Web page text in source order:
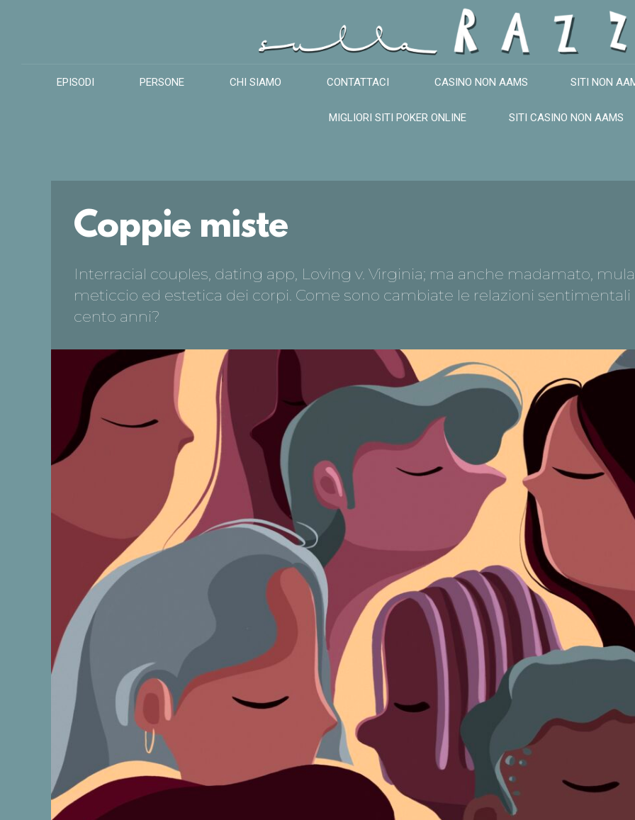
EPISODI PERSONE CHI SIAMO CONTATTACI CASINO NON AAMS SITI NON
MIGLIORI SITI POKER ONLINE SITI CASINO NON AAMS
Coppie miste
Interracial couples, dating app, Loving v. Virginia; ma anche madamato,
meticcio ed estetica dei corpi. Come sono cambiate le relazioni
cento anni?